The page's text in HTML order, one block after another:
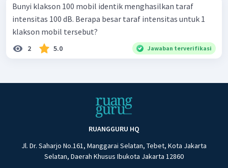
Bunyi klakson 100 mobil identik menghasilkan taraf
intensitas 100 dB. Berapa besar taraf intensitas untuk 1
klakson mobil tersebut?
2 5.0 Jawaban terverifikasi
RUANGGURU HQ
Jl. Dr. Saharjo No.161, Manggarai Selatan, Tebet, Kota Jakarta
Selatan, Daerah Khusus Ibukota Jakarta 12860